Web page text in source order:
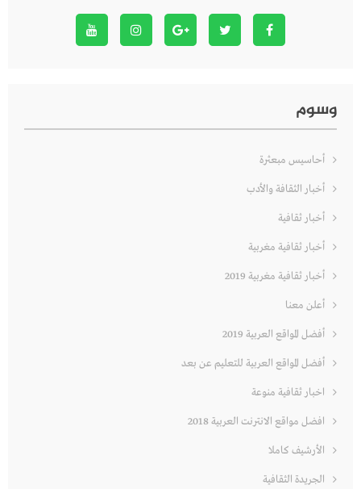
وسوم
أحاسيس مبعثرة
أخبار الثقافة والأدب
أخبار ثقافية
أخبار ثقافية مغربية
أخبار ثقافية مغربية 2019
أعلن معنا
أفضل المواقع العربية 2019
أفضل المواقع العربية للتعليم عن بعد
اخبار ثقافية منوعة
افضل مواقع الانترنت العربية 2018
الأرشيف كاملا
الجريدة الثقافية